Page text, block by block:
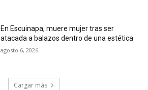
En Escuinapa, muere mujer tras ser
atacada a balazos dentro de una estética
agosto 6, 2026
Cargar más